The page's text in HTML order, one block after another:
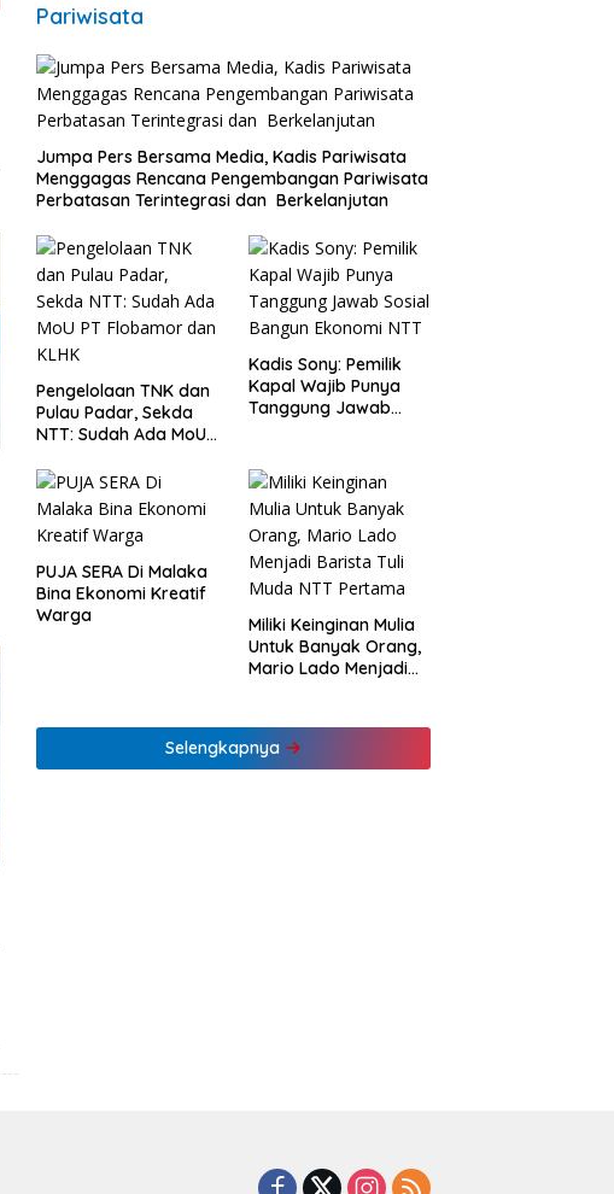
Pariwisata
Jumpa Pers Bersama Media, Kadis Pariwisata
Menggagas Rencana Pengembangan Pariwisata
Perbatasan Terintegrasi dan Berkelanjutan
Pengelolaan TNK dan
Pulau Padar, Sekda
NTT: Sudah Ada MoU
KLHK
Kadis Sony: Pemilik
Kapal Wajib Punya
Tanggung Jawab
PUJA SERA Di Malaka
Bina Ekonomi Kreatif
Warga
Miliki Keinginan Mulia
Untuk Banyak Orang,
Mario Lado Menjadi
Selengkapnya